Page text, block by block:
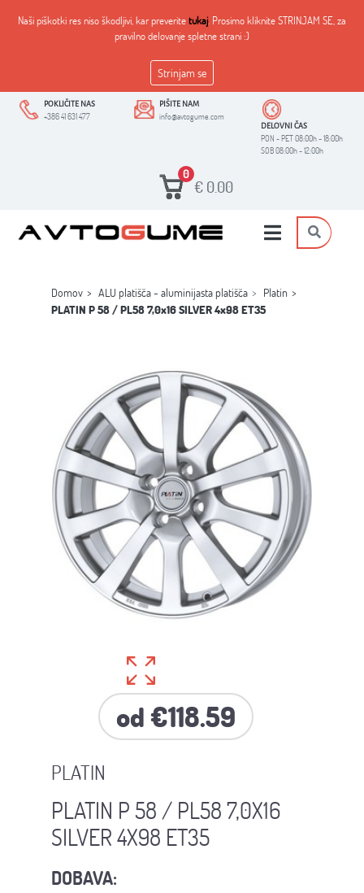
Naši piškotki res niso škodljivi, kar preveritetukaj. Prosimo kliknite STRINJAM SE, za
pravilno delovanje spletne strani :)
Strinjam se
POKLIČITE NAS
+386 41 631 477
PIŠITE NAM
info@avtogume.com
DELOVNI ČAS
PON - PET 08:00h - 18:00h
SOB 08:00h - 12:00h
0
€ 0.00
Domov ALU platišča - aluminijasta platišča
Platin
PLATIN P 58 / PL58 7,0x16 SILVER 4x98 ET35
PLATIN
od €118.59
PLATIN P 58 / PL58 7,0X16
SILVER 4X98 ET35
DOBAVA: